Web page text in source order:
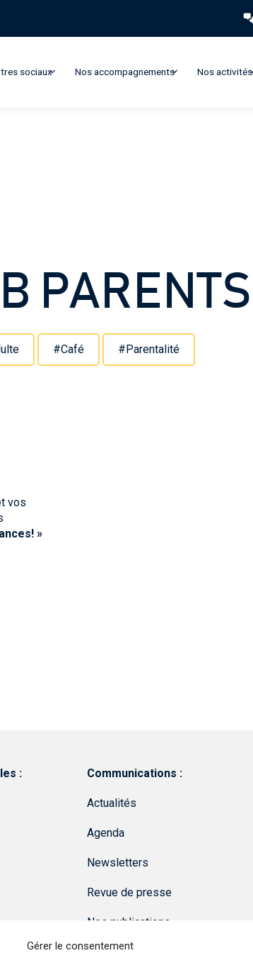
Gérer le consentement
sociaux Nos accompagnements Nos activités
PARENTS
#Café #Parentalité
vos
»
: Communications :
Actualités
Agenda
Newsletters
Revue de presse
Nos publications